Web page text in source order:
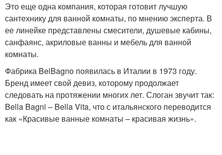
Это еще одна компания, которая готовит лучшую
сантехнику для ванной комнаты, по мнению эксперта. В
ее линейке представлены смесители, душевые кабины,
санфаянс, акриловые ванны и мебель для ванной
комнаты.
Фабрика BelBagno появилась в Италии в 1973 году.
Бренд имеет свой девиз, которому продолжает
следовать на протяжении многих лет. Слоган звучит так:
Bella Bagni – Bella Vita, что с итальянского переводится
как «Красивые ванные комнаты – красивая жизнь».